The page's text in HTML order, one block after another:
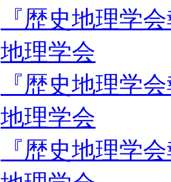
『歴史地理学
地理学会
『歴史地理学
地理学会
『歴史地理学